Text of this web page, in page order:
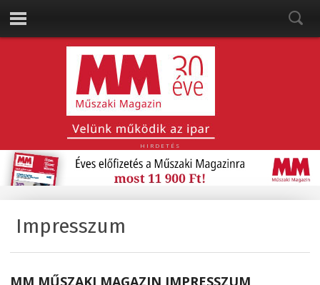
HIRDETÉS
Impresszum
MM MŰSZAKI MAGAZIN IMPRESSZUM